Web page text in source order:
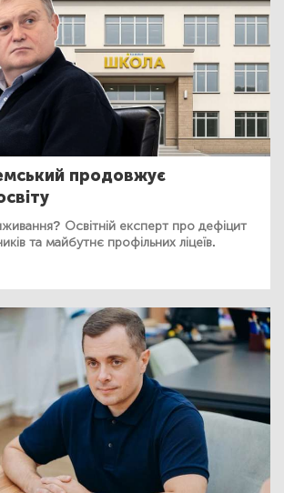
продовжує
Освітній експерт про дефіцит
та майбутнє профільних ліцеїв.